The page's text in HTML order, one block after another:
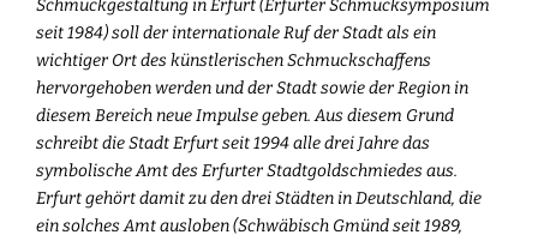
Schmuckgestaltung in Erfurt (Erfurter Schmucksymposium
seit 1984) soll der internationale Ruf der Stadt als ein
wichtiger Ort des künstlerischen Schmuckschaffens
hervorgehoben werden und der Stadt sowie der Region in
diesem Bereich neue Impulse geben. Aus diesem Grund
schreibt die Stadt Erfurt seit 1994 alle drei Jahre das
symbolische Amt des Erfurter Stadtgoldschmiedes aus.
Erfurt gehört damit zu den drei Städten in Deutschland, die
ein solches Amt ausloben (Schwäbisch Gmünd seit 1989,